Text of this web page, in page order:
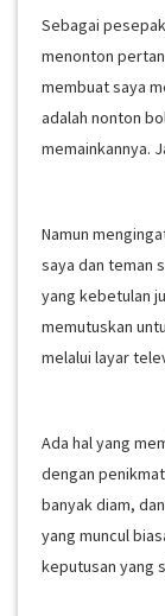
Sebagai
menonton
membuat saya
adalah nonton
memainkannya.
Namun
saya dan teman
yang kebetulan
memutuskan
melalui layar
Ada hal yang
dengan
banyak diam,
yang muncul
keputusan yang